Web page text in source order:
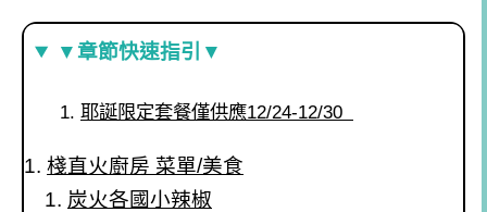
▼章節快速指引▼
耶誕限定套餐僅供應12/24-12/30
棧直火廚房 菜單/美食
炭火各國小辣椒